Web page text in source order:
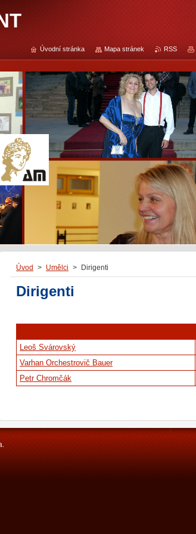
Úvod > Umělci > Dirigenti
Dirigenti
Leoš Svárovský
Varhan Orchestrovič Bauer
Petr Chromčák
Úvodní stránka Mapa stránek RSS